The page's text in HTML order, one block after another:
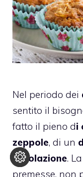
Nel periodo dei
sentito il
fatto il pieno di
zeppole, di un
lacolazione.
premesse, non